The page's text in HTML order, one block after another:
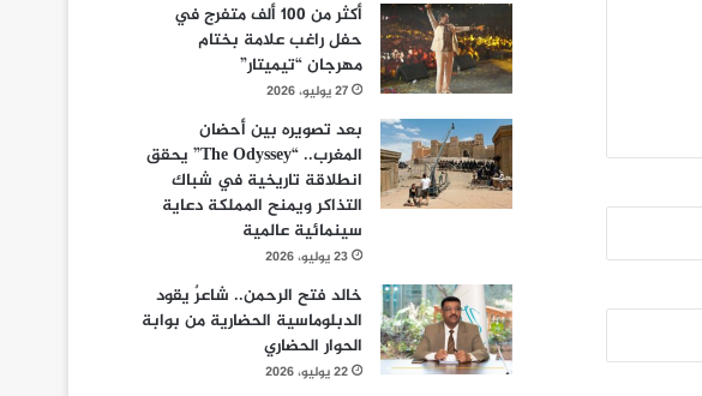
أكثر من 100 ألف متفرج في
حفل راغب علامة بختام
مهرجان “تيميتار”
27 يوليو، 2026
بعد تصويره بين أحضان
المغرب.. “The Odyssey” يحقق
انطلاقة تاريخية في شباك
التذاكر ويمنح المملكة دعاية
سينمائية عالمية
23 يوليو، 2026
خالد فتح الرحمن.. شاعرٌ يقود
الدبلوماسية الحضارية من بوابة
الحوار الحضاري
22 يوليو، 2026